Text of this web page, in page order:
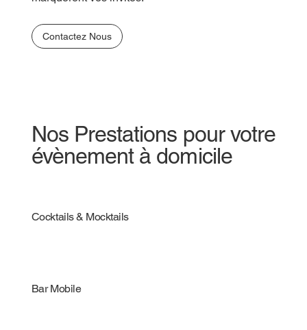
Contactez Nous
Nos Prestations pour votre
évènement à domicile
Cocktails & Mocktails
Bar Mobile